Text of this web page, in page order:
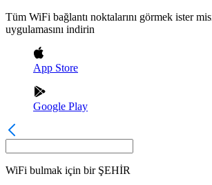
Tüm WiFi bağlantı noktalarını görmek ister
uygulamasını indirin
App Store
Google Play
WiFi bulmak için bir ŞEHİR